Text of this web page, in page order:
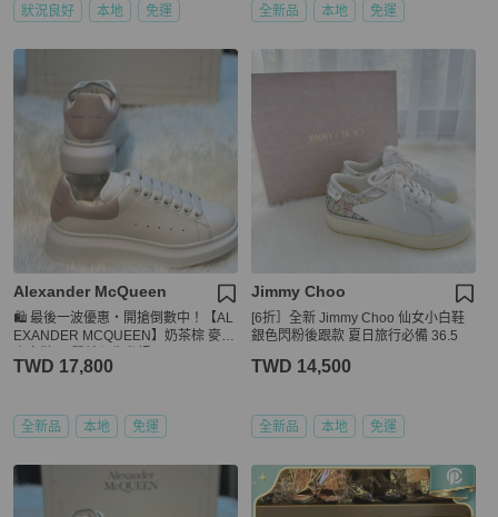
狀況良好 本地 免運 全新品 本地 免運
Alexander McQueen
🛍️ 最後一波優惠・開搶倒數中！【AL
EXANDER MCQUEEN】奶茶棕 麥坤
TWD 17,800
全新品 本地 免運
Jimmy Choo
[6折］全新 Jimmy Choo 仙女小白鞋
銀色閃粉後跟款 夏日旅行必備 36.5
TWD 14,500
全新品 本地 免運